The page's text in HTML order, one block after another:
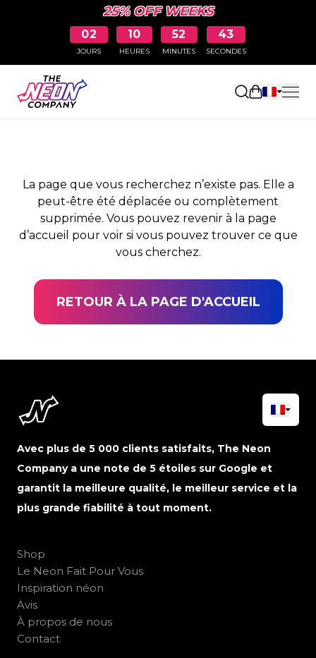
25% OFF WEEKS
02
JOURS
10
HEURES
52
MINUTES
43
SECONDES
Ouvrir le
PAGE NON TROUVÉE
La page que vous recherchez n’existe pas. Elle a
peut-être été déplacée ou complètement
supprimée. Vous pouvez revenir à la page
d’accueil pour voir si vous pouvez trouver ce que
vous cherchez.
RETOUR À LA PAGE D'ACCUEIL
Avec plus de 5 000 clients satisfaits, The Neon
Company a une note de 5 étoiles sur Google et
garantit la meilleure qualité, le meilleur service et la
plus grande fiabilité à tout moment.
Shop
Le Neon Fait Pour Vous
Inspiration néon
Avis
À propos de nous
Contact